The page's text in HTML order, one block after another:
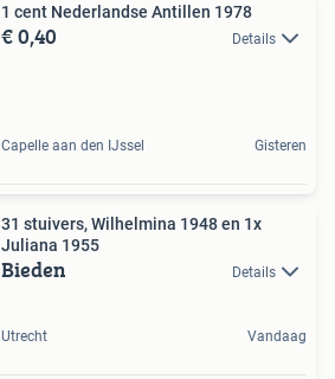
1 cent Nederlandse Antillen 1978
€ 0,40 Details
Capelle aan den IJssel Gisteren
31 stuivers, Wilhelmina 1948 en 1x
Juliana 1955
Bieden Details
Utrecht Vandaag